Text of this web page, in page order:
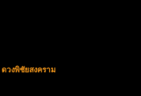
ดวงพิชัยสงคราม